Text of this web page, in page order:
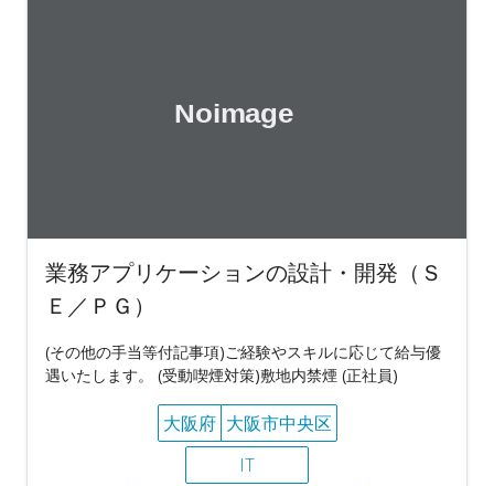
業務アプリケーションの設計・開発（Ｓ
Ｅ／ＰＧ）
(その他の手当等付記事項)ご経験やスキルに応じて給与優
遇いたします。 (受動喫煙対策)敷地内禁煙 (正社員)
大阪府 大阪市中央区
IT